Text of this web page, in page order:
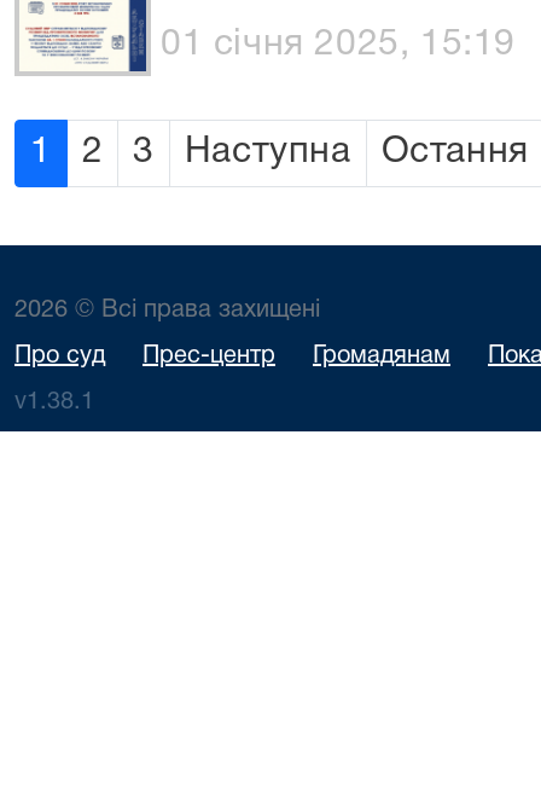
01 січня 2025, 15:19
1 2 3 Наступна Остання
2026 © Всі права захищені
Про суд Прес-центр Громадянам
v1.38.1